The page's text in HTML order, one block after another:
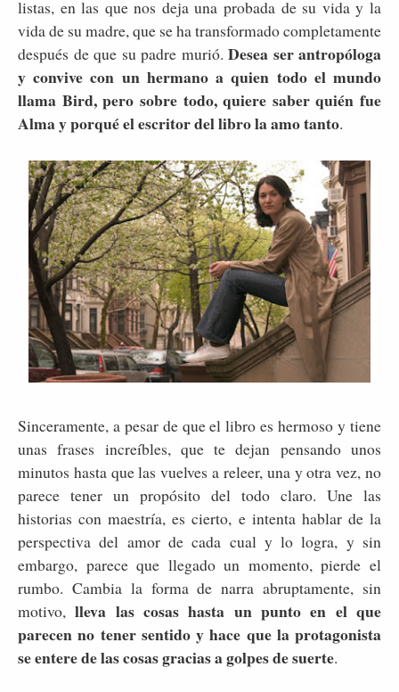
listas, en las que nos deja una probada de su vida y la
vida de su madre, que se ha transformado completamente
después de que su padre murió. Desea ser antropóloga
y convive con un hermano a quien todo el mundo
llama Bird, pero sobre todo, quiere saber quién fue
Alma y porqué el escritor del libro la amo tanto.
Sinceramente, a pesar de que el libro es hermoso y tiene
unas frases increíbles, que te dejan pensando unos
minutos hasta que las vuelves a releer, una y otra vez, no
parece tener un propósito del todo claro. Une las
historias con maestría, es cierto, e intenta hablar de la
perspectiva del amor de cada cual y lo logra, y sin
embargo, parece que llegado un momento, pierde el
rumbo. Cambia la forma de narra abruptamente, sin
motivo,lleva las cosas hasta un punto en el que
parecen no tener sentido y hace que la protagonista
se entere de las cosas gracias a golpes de suerte.